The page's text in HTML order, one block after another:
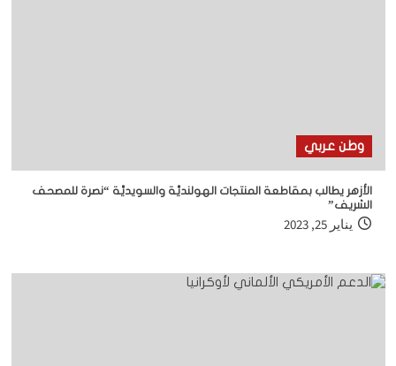
وطن عربي
الأزهر يطالب بمقاطعة المنتجات الهولنديَّة والسويديَّة “نصرة للمصحف
الشريف”
يناير 25, 2023